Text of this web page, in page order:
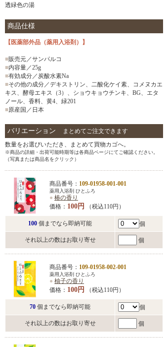
透緑色の湯
商品仕様
【医薬部外品（薬用入浴剤）】
■販売元／サンパルコ
■内容量／25g
■有効成分／炭酸水素Na
■その他の成分／デキストリン、二酸化ケイ素、コメヌカエ
キス、酵母エキス（3）、ショウキョウチンキ、BG、エタ
ノール、香料、黄4、緑201
■原産国／日本
バリエーション
まとめてご注文できます
数量をお選びいただき、まとめて買物カゴへ。
※商品の詳細・出荷可能時期等は各商品ページにてご確認ください。
（写真または商品名をクリック）
商品番号： 109-01958-001-001
薬用入浴剤 ひとふろ
● 椿の香り
価格： 100円 （税込110円）
100 個までなら即納可能 個
それ以上の数はお取り寄せ 個
商品番号： 109-01958-002-001
薬用入浴剤 ひとふろ
● 柚子の香り
価格： 100円 （税込110円）
70 個までなら即納可能 個
それ以上の数はお取り寄せ 個